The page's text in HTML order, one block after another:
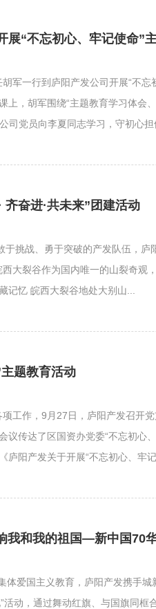
展“不忘初心、牢记使命”
军一行到庐阳产发公司开展“不
上，胡军围绕“主题教育学习体会
司党员向李夏同志学习，守初心
奋进·共未来”团建活动
挑战、勇于突破的产发队伍，
西大裂谷作为国内唯一的山裂奇
记忆 皖西大裂谷地处大别山...
题教育活动
工作，9月27日，庐阳产发召开
议传达了区国资办党委“不忘初心
阳产发关于开展“不忘初心、牢记
我和我的祖国—新中国70
体爱国主义教育，庐阳产发携手
动，通过舞动红旗、与国旗同